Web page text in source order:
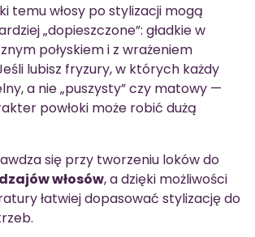
temu włosy po stylizacji mogą
„dopieszczone”: gładkie w
połyskiem i z wrażeniem
lubisz fryzury, w których każdy
a nie „puszysty” czy matowy —
powłoki może robić dużą
się przy tworzeniu loków do
włosów, a dzięki możliwości
łatwiej dopasować stylizację do